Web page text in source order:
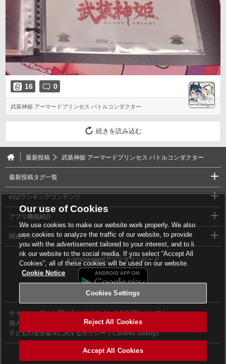
16 0
武装神姫 アーマードプリンセス バトルコンダクター
続きを読み込む
最新投稿 武装神姫 アーマードプリンセス バトルコンダクター
最新投稿タグ一覧
eね!ランキングコンテンツ
アプリ機能紹介
関連リンク
e-amusementアプリダウンロード
サイトマップ お問い合わせ
サイトのご利用について
個人情報等保護方針
外部送信について
子どもの安全基準に関するポリシー
Cookies Settings
©2026 Konami Digital Entertainment
Our use of Cookies
We use cookies to make our website work properly. We also
use cookies to analyze the traffic of our website, to provide
you with the advertisement tailored to your interest, and to li
nk our website to the social media. If you select “Accept All
Cookies”, all of these cookies will be used on our website.
Cookie Notice
Cookies Settings
Reject All Cookies
Accept All Cookies